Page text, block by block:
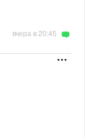
вчера в 20:45